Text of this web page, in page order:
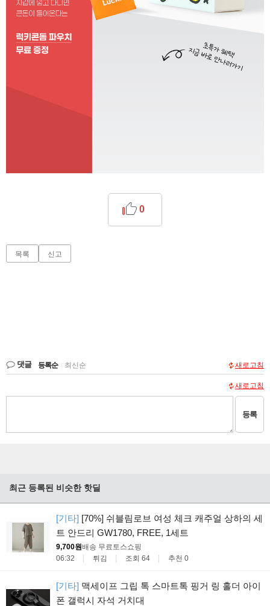
0
목록 신고
댓글 등록순 최신순 새로고침
새로고침
등록
최근 등록된 비슷한 핫딜
[기타] [70%] 쉬블림로브 여성 체크 캐주얼 상하의 세
트 안드리 GW1780, FREE, 1세트
9,700원배송 무료 토스쇼핑
06:32
튀김 조회 64 추천 0
[기타] 맥세이프 그립 톡 스마트톡 핑거 링 홀더 아이
폰 갤럭시 자석 거치대